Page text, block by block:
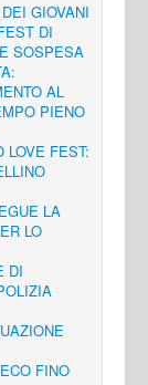
GIOVANI
DI
SOSPESA
AL
PIENO
LOVE FEST:
LA
LO
DI
FINO